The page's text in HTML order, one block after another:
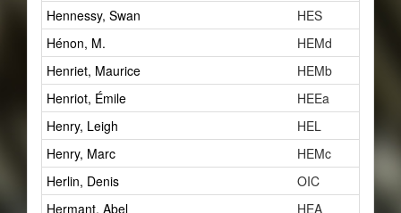
Hennessy, Swan
HES
Hénon, M.
HEMd
Henriet, Maurice
HEMb
Henriot, Émile
HEEa
Henry, Leigh
HEL
Henry, Marc
HEMc
Herlin, Denis
OIC
Hermant, Abel
HEA